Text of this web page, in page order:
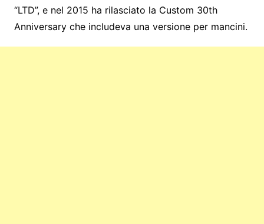
“LTD”, e nel 2015 ha rilasciato la Custom 30th
Anniversary che includeva una versione per mancini.